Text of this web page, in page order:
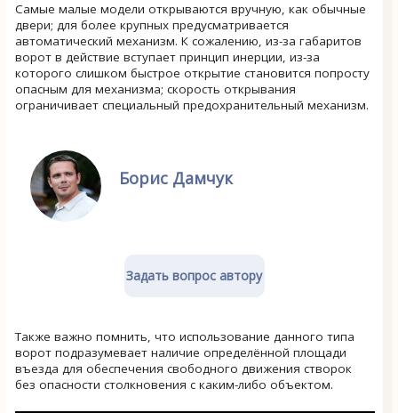
Самые малые модели открываются вручную, как обычные
двери; для более крупных предусматривается
автоматический механизм. К сожалению, из-за габаритов
ворот в действие вступает принцип инерции, из-за
которого слишком быстрое открытие становится попросту
опасным для механизма; скорость открывания
ограничивает специальный предохранительный механизм.
Борис Дамчук
Задать вопрос автору
Также важно помнить, что использование данного типа
ворот подразумевает наличие определённой площади
въезда для обеспечения свободного движения створок
без опасности столкновения с каким-либо объектом.